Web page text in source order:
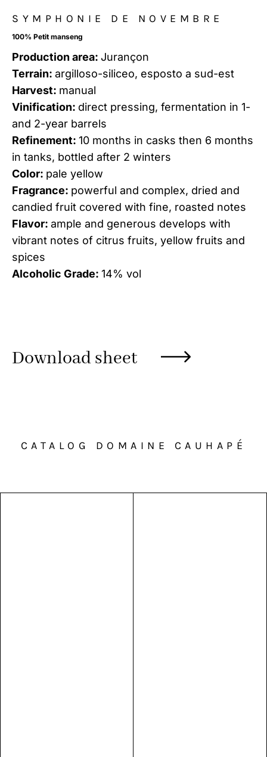
SYMPHONIE DE NOVEMBRE
100% Petit manseng
Production area: Jurançon
Terrain: argilloso-siliceo, esposto a sud-est
Harvest: manual
Vinification: direct pressing, fermentation in 1-
and 2-year barrels
Refinement: 10 months in casks then 6 months
in tanks, bottled after 2 winters
Color: pale yellow
Fragrance: powerful and complex, dried and
candied fruit covered with fine, roasted notes
Flavor: ample and generous develops with
vibrant notes of citrus fruits, yellow fruits and
spices
Alcoholic Grade: 14% vol
Download sheet
CATALOG DOMAINE CAUHAPÉ